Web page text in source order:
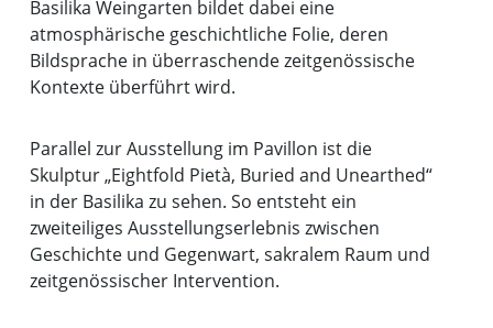
Basilika Weingarten bildet dabei eine
atmosphärische geschichtliche Folie, deren
Bildsprache in überraschende zeitgenössische
Kontexte überführt wird.
Parallel zur Ausstellung im Pavillon ist die
Skulptur „Eightfold Pietà, Buried and Unearthed“
in der Basilika zu sehen. So entsteht ein
zweiteiliges Ausstellungserlebnis zwischen
Geschichte und Gegenwart, sakralem Raum und
zeitgenössischer Intervention.